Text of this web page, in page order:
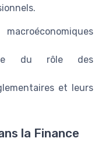
du rôle des
et leurs
la Finance